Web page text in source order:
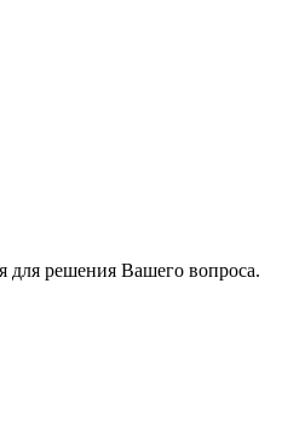
для решения Вашего вопроса.